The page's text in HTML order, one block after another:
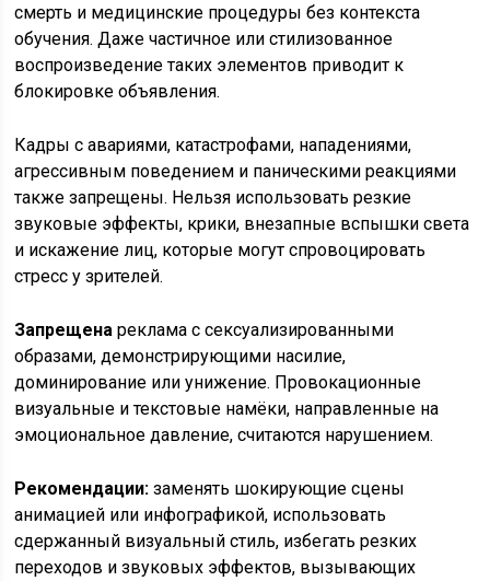
смерть и медицинские процедуры без контекста
обучения. Даже частичное или стилизованное
воспроизведение таких элементов приводит к
блокировке объявления.
Кадры с авариями, катастрофами, нападениями,
агрессивным поведением и паническими реакциями
также запрещены. Нельзя использовать резкие
звуковые эффекты, крики, внезапные вспышки света
и искажение лиц, которые могут спровоцировать
стресс у зрителей.
Запрещена реклама с сексуализированными
образами, демонстрирующими насилие,
доминирование или унижение. Провокационные
визуальные и текстовые намёки, направленные на
эмоциональное давление, считаются нарушением.
Рекомендации: заменять шокирующие сцены
анимацией или инфографикой, использовать
сдержанный визуальный стиль, избегать резких
переходов и звуковых эффектов, вызывающих